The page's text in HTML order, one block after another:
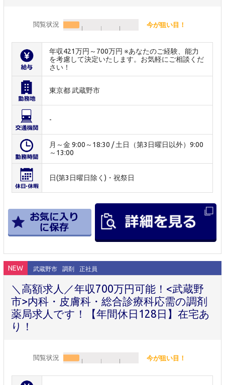
閲覧状況 今が狙い目！
年収421万円～700万円 ※あなたのご経験、能力
を考慮して決定いたします。お気軽にご相談くだ
さい！
東京都 武蔵野市
-
月～金 9:00～18:30 / 土日（第3日曜日以外）9:00
～13:00
日(第3日曜日除く)・祝祭日
NEW 武蔵野市 調剤 正社員
＼高額求人／年収700万円可能！<武蔵野
市>内科・皮膚科・総合診療科応需の調剤
薬局求人です！【年間休日128日】在宅あ
り！
閲覧状況 今が狙い目！